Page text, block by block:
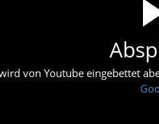
von Youtube eingebettet